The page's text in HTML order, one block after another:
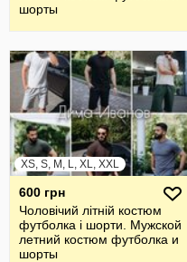
шорты
XS, S, M, L, XL, XXL
600 грн
Чоловічий літній костюм
футболка і шорти. Мужской
летний костюм футболка и
шорты